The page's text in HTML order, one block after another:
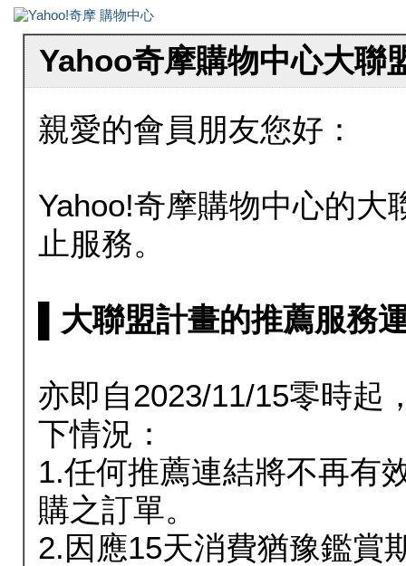
Yahoo奇摩購物中心大聯
親愛的會員朋友您好：
Yahoo!奇摩購物中心的大
止服務。
▌大聯盟計畫的推薦服務
亦即自2023/11/15零時起
下情況：
1.任何推薦連結將不再有
購之訂單。
2.因應15天消費猶豫鑑賞